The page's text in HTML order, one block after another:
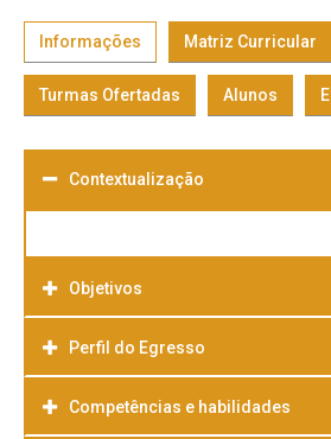
Informações Matriz Curricular
Turmas Ofertadas Alunos
Contextualização
Objetivos
Perfil do Egresso
Competências e habilidades